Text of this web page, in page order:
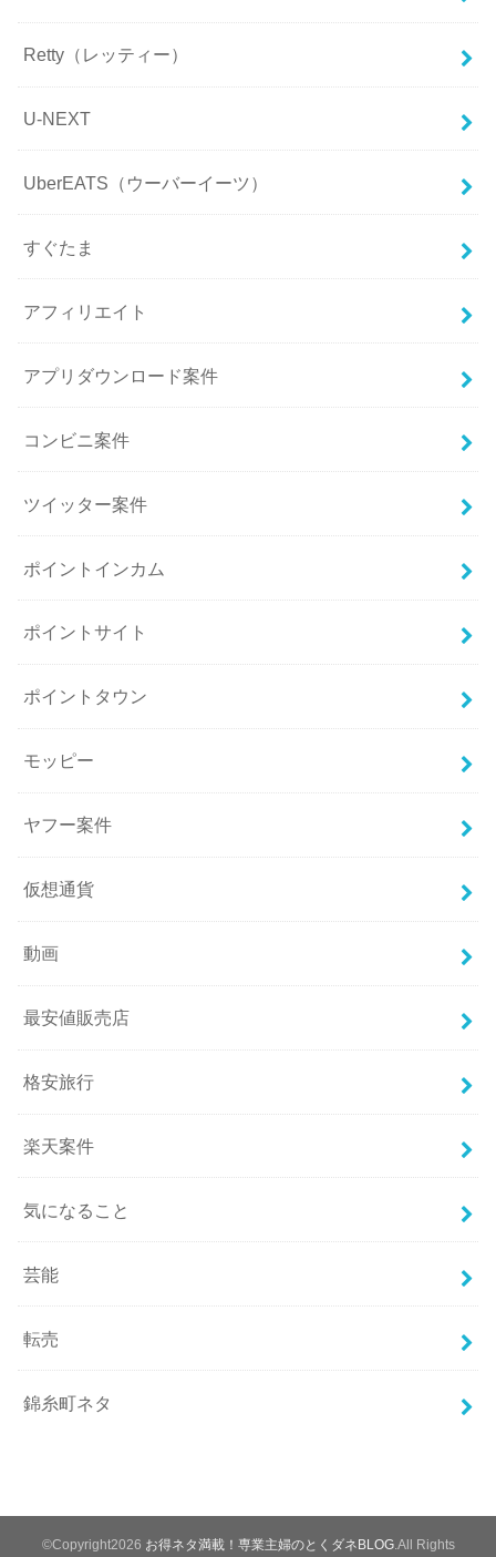
Retty（レッティー）
U-NEXT
UberEATS（ウーバーイーツ）
すぐたま
アフィリエイト
アプリダウンロード案件
コンビニ案件
ツイッター案件
ポイントインカム
ポイントサイト
ポイントタウン
モッピー
ヤフー案件
仮想通貨
動画
最安値販売店
格安旅行
楽天案件
気になること
芸能
転売
錦糸町ネタ
©Copyright2026 お得ネタ満載！専業主婦のとくダネBLOG.All Rights